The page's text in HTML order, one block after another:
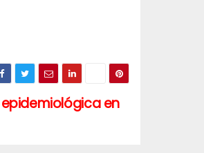
en